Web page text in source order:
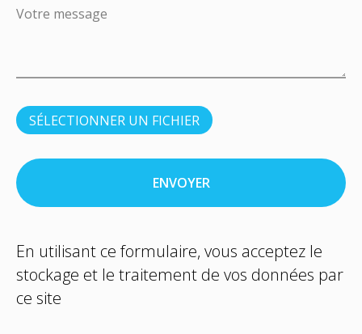
SÉLECTIONNER UN FICHIER
ENVOYER
En utilisant ce formulaire, vous acceptez le
stockage et le traitement de vos données par
ce site